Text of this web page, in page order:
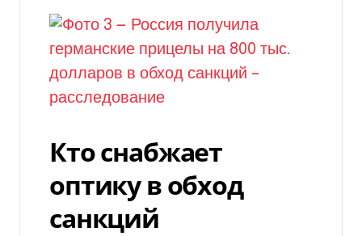
Кто снабжает
оптику в обход
санкций